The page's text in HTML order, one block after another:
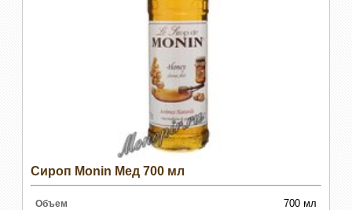
Сироп Monin Мед 700 мл
Объем 700 мл